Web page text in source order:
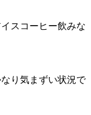
スコーヒー飲みな
り気まずい状況で